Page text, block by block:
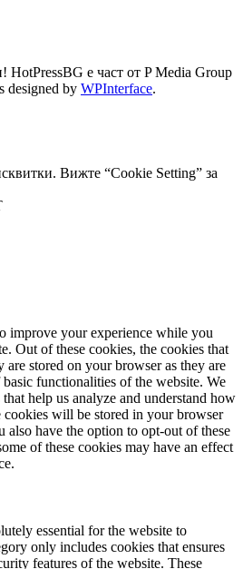
HotPressBG е част от P Media Group
designed by WPInterface.
Вижте “Cookie Setting” за
improve your experience while you
Out of these cookies, the cookies that
are stored on your browser as they are
functionalities of the website. We
help us analyze and understand how
cookies will be stored in your browser
have the option to opt-out of these
of these cookies may have an effect
essential for the website to
only includes cookies that ensures
features of the website. These